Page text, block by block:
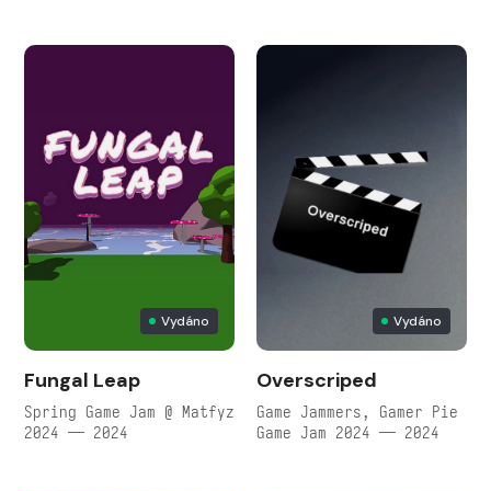
Vydáno
Fungal Leap
Spring Game Jam @ Matfyz
2024 — 2024
Vydáno
Overscriped
Game Jammers, Gamer Pie
Game Jam 2024 — 2024